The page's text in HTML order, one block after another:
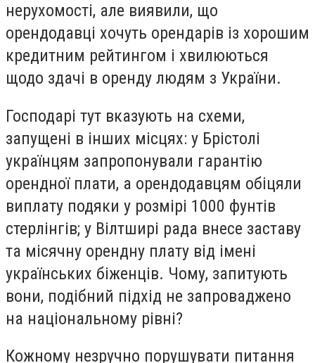
нерухомості, але виявили, що
орендодавці хочуть орендарів із хорошим
кредитним рейтингом і хвилюються
щодо здачі в оренду людям з України.
Господарі тут вказують на схеми,
запущені в інших місцях: у Брістолі
українцям запропонували гарантію
орендної плати, а орендодавцям обіцяли
виплату подяки у розмірі 1000 фунтів
стерлінгів; у Вілтширі рада внесе заставу
та місячну орендну плату від імені
українських біженців. Чому, запитують
вони, подібний підхід не запроваджено
на національному рівні?
Кожному незручно порушувати питання